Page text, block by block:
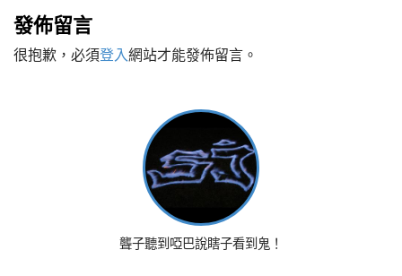
s
t
n
發佈留言
很抱歉，必須登入網站才能發佈留言。
聾子聽到啞巴說瞎子看到鬼！